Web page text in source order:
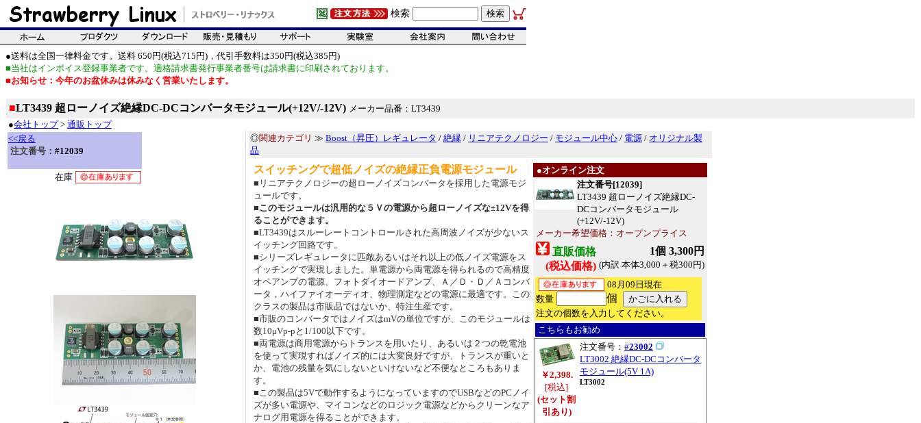
検索
●送料は全国一律料金です。送料 650円(税込715円)，代引手数料は350円(税込385円)
■当社はインボイス登録事業者です。適格請求書発行事業者番号は請求書に印刷されております。
■お知らせ：今年のお盆休みは休みなく営業いたします。
■LT3439 超ローノイズ絶縁DC-DCコンバータモジュール(+12V/-12V) メーカー品番：LT3439
●会社トップ> 通販トップ
<<戻る
注文番号： #12039
在庫
◎関連カテゴリ ≫ Boost（昇圧）レギュレータ / 絶縁 / リニアテクノロジー / モジュール中心 / 電源 / オリジナル製
品
●オンライン注文
注文番号[12039]
LT3439 超ローノイズ絶縁DC-
DCコンバータモジュール
(+12V/-12V)
メーカー希望価格：オープンプライス
直販価格
(税込価格)
1個 3,300円
(内訳 本体3,000＋税300円)
08月09日現在
数量
個
注文の個数を入力してください。
こちらもお勧め
￥2,398.
[税込]
(セット割
引あり)
注文番号： #23002
LT3002 絶縁DC-DCコンバータ
モジュール(5V 1A)
LT3002
スイッチングで超低ノイズの絶縁正負電源モジュール
■リニアテクノロジーの超ローノイズコンバータを採用した電源モジ
ュールです。
■このモジュールは汎用的な５Ｖの電源から超ローノイズな±12Vを得
ることができます。
■LT3439はスルーレートコントロールされた高周波ノイズが少ないス
イッチング回路です。
■シリーズレギュレータに匹敵あるいはそれ以上の低ノイズ電源をス
イッチングで実現しました。単電源から両電源を得られるので高精度
オペアンプの電源、フォトダイオードアンプ、Ａ／Ｄ・Ｄ／Ａコンバ
ータ，ハイファイオーディオ、物理測定などの電源に最適です。この
クラスの製品は市販品ではないか、特注生産です。
■市販のコンバータではノイズはmVの単位ですが、このモジュールは
数10μVp-pと1/100以下です。
■両電源は商用電源からトランスを用いたり、あるいは２つの乾電池
を使って実現すればノイズ的には大変良好ですが、トランスが重いと
か、電池の残量を気にしないといけないなど不便なところもありま
す。
■この製品は5Vで動作するようになっていますのでUSBなどのPCノイ
ズが多い電源や、マイコンなどのロジック電源などからクリーンなア
ナログ用電源を得ることができます。